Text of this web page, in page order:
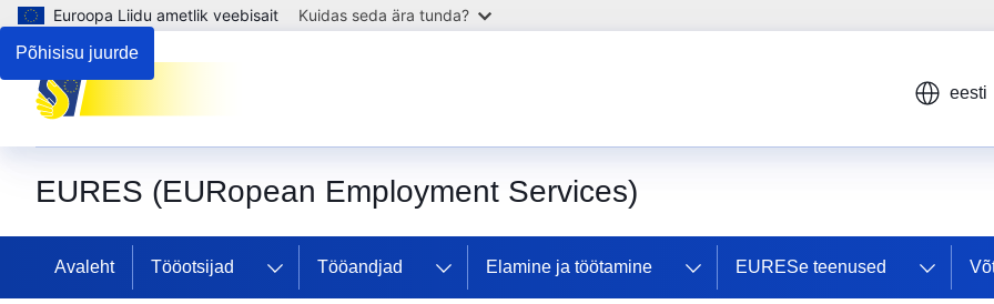
Põhisisu juurde
Euroopa Liidu ametlik veebisait Kuidas seda ära tunda?
eesti
EURES (EURopean Employment Services)
Avaleht Tööotsijad Tööandjad Elamine ja töötamine EURESe teenused